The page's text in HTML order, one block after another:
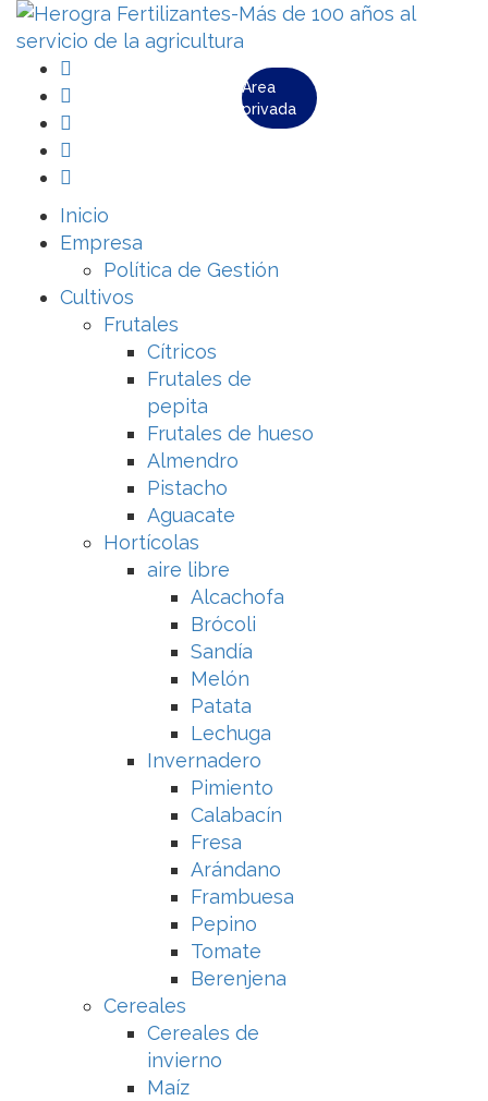
Área
privada
Inicio
Empresa
Política de Gestión
Cultivos
Frutales
Cítricos
Frutales de
pepita
Frutales de hueso
Almendro
Pistacho
Aguacate
Hortícolas
aire libre
Alcachofa
Brócoli
Sandía
Melón
Patata
Lechuga
Invernadero
Pimiento
Calabacín
Fresa
Arándano
Frambuesa
Pepino
Tomate
Berenjena
Cereales
Cereales de
invierno
Maíz